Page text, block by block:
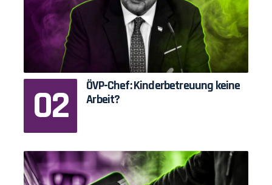
ÖVP-Chef: Kinderbetreuung keine
Arbeit?